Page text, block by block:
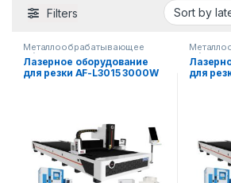
Filters
Металлообрабатывающее
оборудование
Лазерное оборудование
для резки AF-L3015 3000W
для